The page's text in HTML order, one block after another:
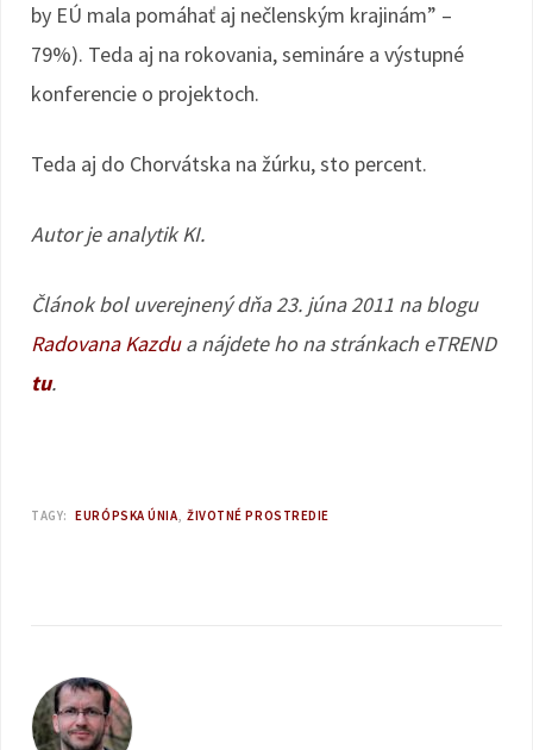
by EÚ mala pomáhať aj nečlenským krajinám” –
79%). Teda aj na rokovania, semináre a výstupné
konferencie o projektoch.
Teda aj do Chorvátska na žúrku, sto percent.
Autor je analytik KI.
Článok bol uverejnený dňa 23. júna 2011 na blogu
Radovana Kazdua nájdete ho na stránkach eTREND
tu.
TAGY: EURÓPSKA ÚNIA ŽIVOTNÉ PROSTREDIE